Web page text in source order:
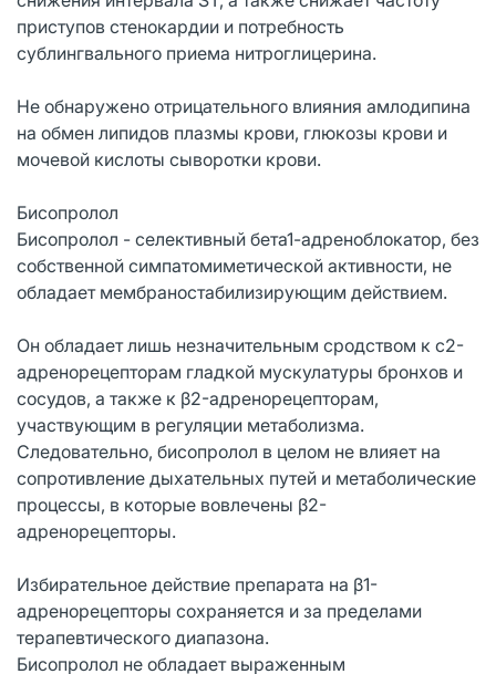
приступов стенокардии и потребность
сублингвального приема нитроглицерина.
Не обнаружено отрицательного влияния амлодипина
на обмен липидов плазмы крови, глюкозы крови и
мочевой кислоты сыворотки крови.
Бисопролол
Бисопролол - селективный бета1-адреноблокатор, без
собственной симпатомиметической активности, не
обладает мембраностабилизирующим действием.
Он обладает лишь незначительным сродством к с2-
адренорецепторам гладкой мускулатуры бронхов и
сосудов, а также к β2-адренорецепторам,
участвующим в регуляции метаболизма.
Следовательно, бисопролол в целом не влияет на
сопротивление дыхательных путей и метаболические
процессы, в которые вовлечены β2-
адренорецепторы.
Избирательное действие препарата на β1-
адренорецепторы сохраняется и за пределами
терапевтического диапазона.
Бисопролол не обладает выраженным